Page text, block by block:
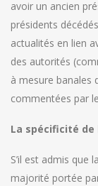
avoir un ancien
présidents
actualités en lien
des autorités
à mesure banales
commentées par
La spécificité
S’il est admis
majorité portée